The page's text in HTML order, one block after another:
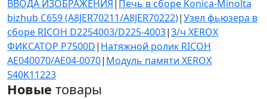
ВВОДА ИЗОБРАЖЕНИЯ| Печь в сборе Konica-Minolta
bizhub C659 (A8JER70211/A8JER70222)|Узел фьюзера в
сборе RICOH D2254003/D225-4003|З/ч XEROX
ФИКСАТОР P7500D| Натяжной ролик RICOH
AE040070/AE04-0070| Модуль памяти XEROX
540K11223
Новые товары